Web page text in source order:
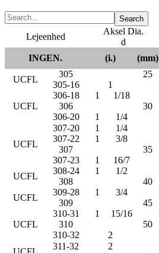
Lejeenhed
Aksel Dia.
d
INGEN.
(i.) (mm)
UCFL
305 25
305-16
1
UCFL
306-18 1 1/18
306
30
306-20
1 1/4
UCFL
307-20 1
1/4
307-22
1 3/8
307
35
307-23
1 16/7
UCFL
308-24 1 1/2
308
40
UCFL
309-28 1 3/4
309
45
UCFL
310-31 1 15/16
310
50
310-32
2
311-32 2